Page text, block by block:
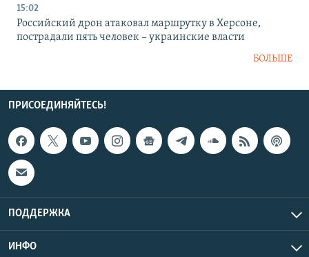
15:02
Российский дрон атаковал маршрутку в Херсоне,
пострадали пять человек – украинские власти
БОЛЬШЕ
ПРИСОЕДИНЯЙТЕСЬ!
ПОДДЕРЖКА
ИНФО